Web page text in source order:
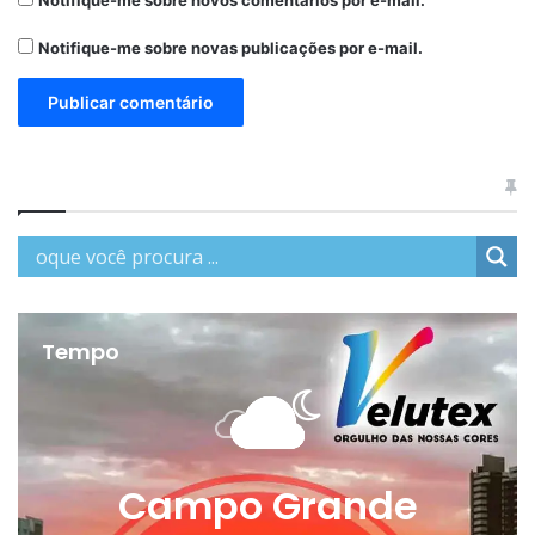
Notifique-me sobre novas publicações por e-mail.
Tempo
Campo Grande